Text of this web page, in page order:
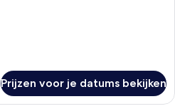
Prijzen voor je datums bekijken